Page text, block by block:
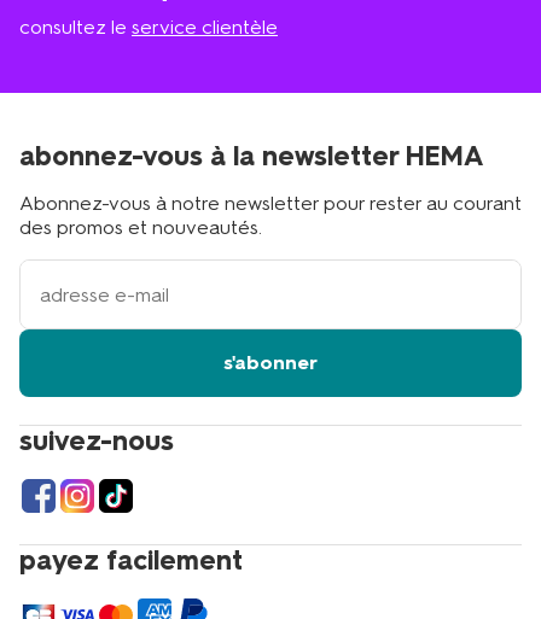
consultez le service clientèle
suivez-nous
payez facilement
abonnez-vous à la newsletter HEMA
Abonnez-vous à notre newsletter pour rester au courant
des promos et nouveautés.
votre
adresse
s'abonner